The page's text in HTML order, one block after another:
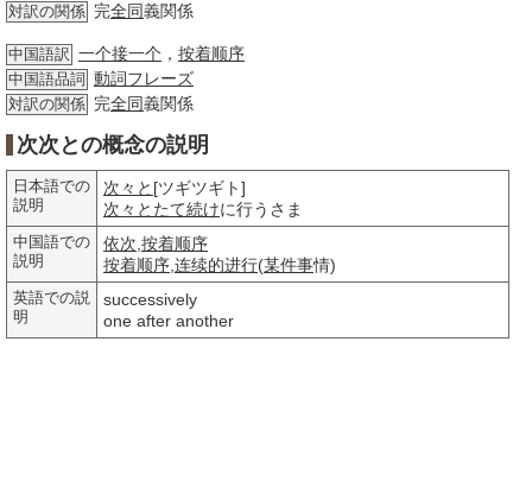
対訳の関係 完全同義関係
中国語訳 一个接一个 ， 按着顺序
中国語品詞 動詞フレーズ
対訳の関係 完全同義関係
次次との概念の説明
日本語での
説明
次々と [ツギツギト]
次々と たて続けに行うさま
中国語での
説明
依次 按着顺序
按着顺序 连续的进行(某件事情)
英語での説
明
successively
one after another